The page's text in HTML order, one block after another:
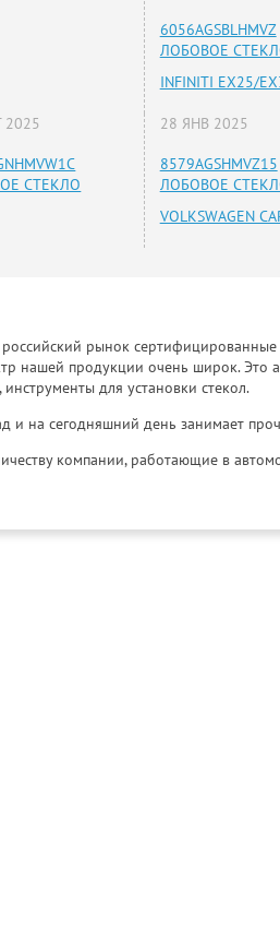
6056AGSBLHMVZ
ЛОБОВОЕ
INFINITI EX25/
2025
СТЕКЛО
28 ЯНВ 2025
8579AGSHMVZ15
ЛОБОВОЕ
VOLKSWAGEN
рынок сертифицированные
нашей продукции очень широк. Это
для установки стекол.
и на сегодняшний день занимает
компании, работающие в